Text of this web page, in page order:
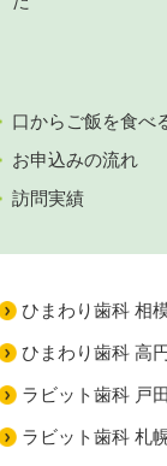
口からご飯を食べ
お申込みの流れ
訪問実績
ひまわり歯科 相
ひまわり歯科 高
ラビット歯科 戸
ラビット歯科 札